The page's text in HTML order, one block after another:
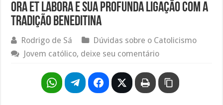
Ora et labora e sua profunda ligação com a
tradição beneditina
Rodrigo de Sá
Dúvidas sobre o Catolicismo
Jovem católico, deixe seu comentário